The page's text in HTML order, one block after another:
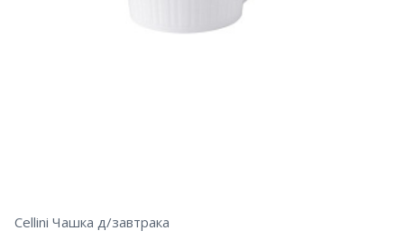
Cellini Чашка д/завтрака